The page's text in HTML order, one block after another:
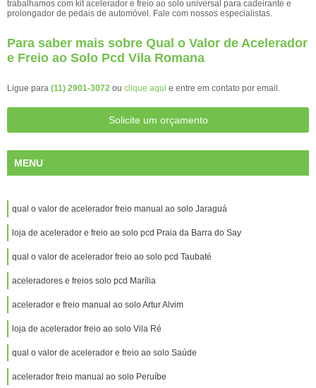
trabalhamos com kit acelerador e freio ao solo universal para cadeirante e
prolongador de pedais de automóvel. Fale com nossos especialistas.
Para saber mais sobre Qual o Valor de Acelerador
e Freio ao Solo Pcd Vila Romana
Ligue para (11) 2901-3072 ou clique aqui e entre em contato por email.
Solicite um orçamento
MENU
qual o valor de acelerador freio manual ao solo Jaraguá
loja de acelerador e freio ao solo pcd Praia da Barra do Say
qual o valor de acelerador freio ao solo pcd Taubaté
aceleradores e freios solo pcd Marília
acelerador e freio manual ao solo Artur Alvim
loja de acelerador freio ao solo Vila Ré
qual o valor de acelerador e freio ao solo Saúde
acelerador freio manual ao solo Peruíbe